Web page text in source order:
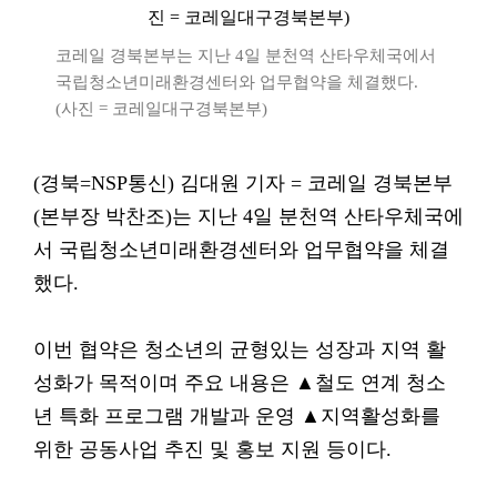
코레일 경북본부는 지난 4일 분천역 산타우체국에서
국립청소년미래환경센터와 업무협약을 체결했다.
(사진 = 코레일대구경북본부)
(경북=NSP통신) 김대원 기자 = 코레일 경북본부
(본부장 박찬조)는 지난 4일 분천역 산타우체국에
서 국립청소년미래환경센터와 업무협약을 체결
했다.
이번 협약은 청소년의 균형있는 성장과 지역 활
성화가 목적이며 주요 내용은 ▲철도 연계 청소
년 특화 프로그램 개발과 운영 ▲지역활성화를
위한 공동사업 추진 및 홍보 지원 등이다.